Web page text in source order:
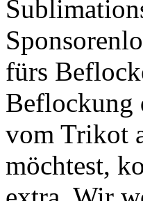
fürs
Beflockung
vom Trikot
möchtest,